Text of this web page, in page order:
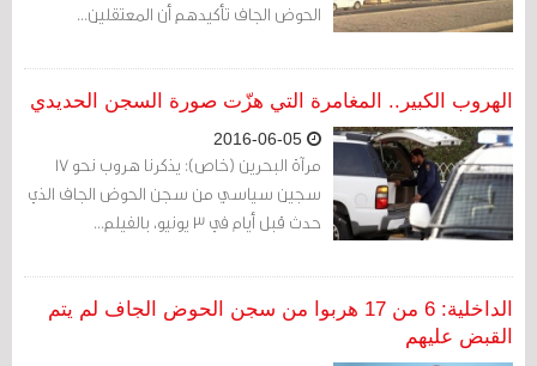
الحوض الجاف تأكيدهم أن المعتقلين...
الهروب الكبير.. المغامرة التي هزّت صورة السجن الحديدي
مرآة البحرين (خاص): يذكرنا هروب نحو 17
سجين سياسي من سجن الحوض الجاف الذي
حدث قبل أيام في 3 يونيو، بالفيلم...
الداخلية: 6 من 17 هربوا من سجن الحوض الجاف لم يتم
القبض عليهم